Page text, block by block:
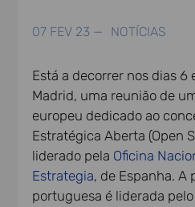
07 FEV 23 — NOTÍCIAS
Está a decorrer nos dias 6
Madrid, uma reunião de
europeu dedicado ao
Estratégica Aberta (Open
liderado pela Oficina
Estrategia, de Espanha. A
portuguesa é liderada